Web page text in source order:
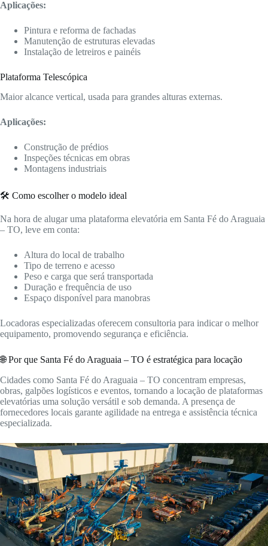
Aplicações:
Pintura e reforma de fachadas
Manutenção de estruturas elevadas
Instalação de letreiros e painéis
Plataforma Telescópica
Maior alcance vertical, usada para grandes alturas externas.
Aplicações:
Construção de prédios
Inspeções técnicas em obras
Montagens industriais
🛠️ Como escolher o modelo ideal
Na hora de alugar uma plataforma elevatória em Santa Fé do Araguaia
– TO, leve em conta:
Altura do local de trabalho
Tipo de terreno e acesso
Peso e carga que será transportada
Duração e frequência de uso
Espaço disponível para manobras
Locadoras especializadas oferecem consultoria para indicar o melhor
equipamento, promovendo segurança e eficiência.
🌐 Por que Santa Fé do Araguaia – TO é estratégica para locação
Cidades como Santa Fé do Araguaia – TO concentram empresas,
obras, galpões logísticos e eventos, tornando a locação de plataformas
elevatórias uma solução versátil e sob demanda. A presença de
fornecedores locais garante agilidade na entrega e assistência técnica
especializada.